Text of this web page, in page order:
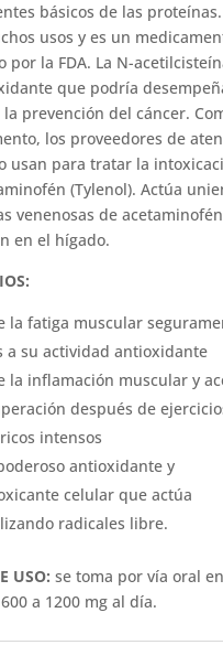
básicos de las proteínas.
usos y es un
por la FDA. La N-
que podría
prevención del cáncer.
los proveedores de
usan para tratar la
(Tylenol). Actúa
venenosas de
en el hígado.
la fatiga muscular
a su actividad antioxidante
la inflamación muscular y
después de
intensos
antioxidante y
celular que actúa
radicales libre.
USO: se toma por vía oral en
a 1200 mg al día.